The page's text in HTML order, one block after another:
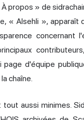
propos » de
« Alsehli »,
concernant
page d'équipe
chaîne.
aussi minimes.